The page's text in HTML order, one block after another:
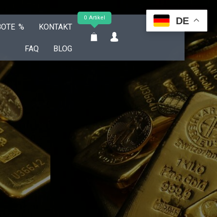
% KONTAKT
FAQ BLOG
0 Artikel DE